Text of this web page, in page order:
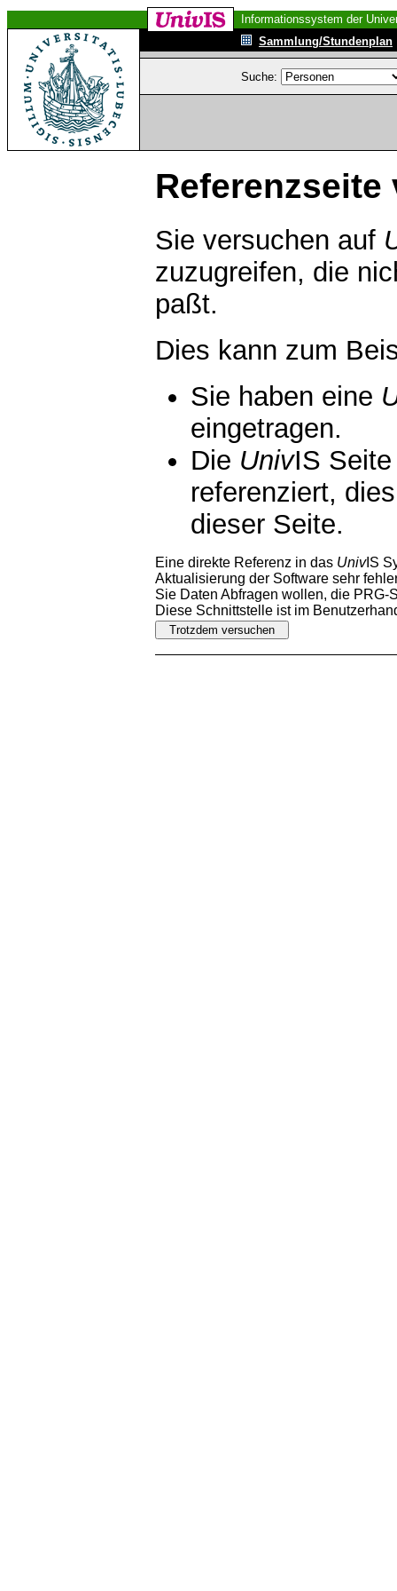
Informationssystem der
Sammlung/Stundenplan
Suche:
Referenzseite
Sie versuchen auf
zuzugreifen, die
paßt.
Dies kann zum
Sie haben eine
eingetragen.
Die UnivIS
referenziert,
dieser Seite.
Eine direkte Referenz in das UnivIS
Aktualisierung der Software sehr
Sie Daten Abfragen wollen, die PRG-
Diese Schnittstelle ist im